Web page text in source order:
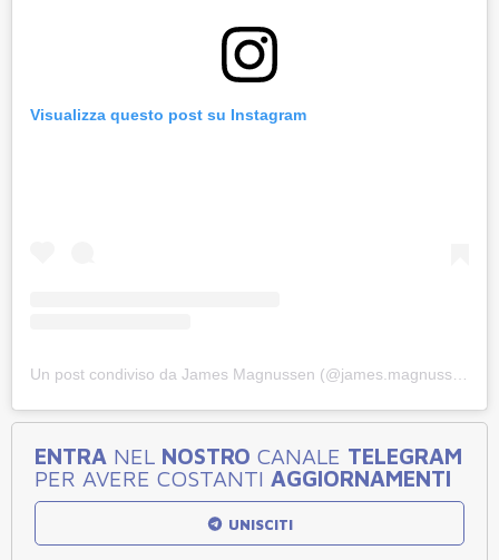
Visualizza questo post su Instagram
ENTRA NEL NOSTRO CANALE TELEGRAM
PER AVERE COSTANTI AGGIORNAMENTI
UNISCITI